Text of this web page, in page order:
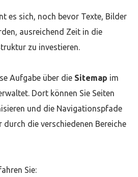
es sich, noch bevor Texte, Bilder
ausreichend Zeit in die
zu investieren.
Aufgabe über die Sitemap im
Dort können Sie Seiten
und die Navigationspfade
durch die verschiedenen Bereiche
Sie: